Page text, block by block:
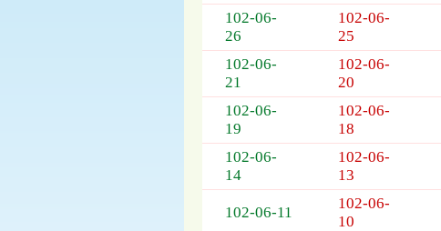
102-06-
26
102-06-
25
102-06-
21
102-06-
20
102-06-
19
102-06-
18
102-06-
14
102-06-
13
102-06-11
102-06-
10